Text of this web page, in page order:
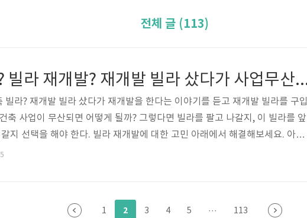
전체 글 (113)
빌라 신축? 빌라 재개발? 재개발 빌라 샀다가 사업무산되면 탈출하는 법(1세대 빌
빌라? 재개발 빌라 샀다가 재개발을 한다는 이야기를 듣고 재개발 빌라를 구입
축 사업이 무산되면 어떻게 될까? 그렇다면 빌라를 팔고 나갈지, 이 빌라를 앞
지 선택을 해야 한다. 빌라 재개발에 대한 고민 아래에서 해결해보세요. 아파
의 가격도 상승하고 있다. 빌라는 아파트의 대체 투자처로 보는 사람도 있고,
우는 사람들이 재개발을 반대하는 경우가 많다. 마당도 있고 2층 단독주택에
1 2 3 4 5 ··· 113